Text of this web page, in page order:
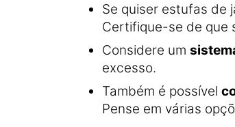
Se quiser estufas de
Certifique-se de que
Considere um
excesso.
Também é possível
Pense em várias